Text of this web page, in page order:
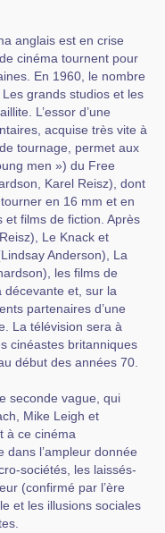
anglais est en crise
cinéma tournent pour
En 1960, le nombre
grands studios et les
L’essor d’une
acquise très vite à
tournage, permet aux
men ») du Free
Karel Reisz), dont
en 16 mm et en
films de fiction. Après
Le Knack et
Anderson), La
les films de
décevante et, sur la
partenaires d’une
La télévision sera à
cinéastes britanniques
début des années 70.
seconde vague, qui
Mike Leigh et
à ce cinéma
l’ampleur donnée
sociétés, les laissés-
(confirmé par l’ère
et les illusions sociales